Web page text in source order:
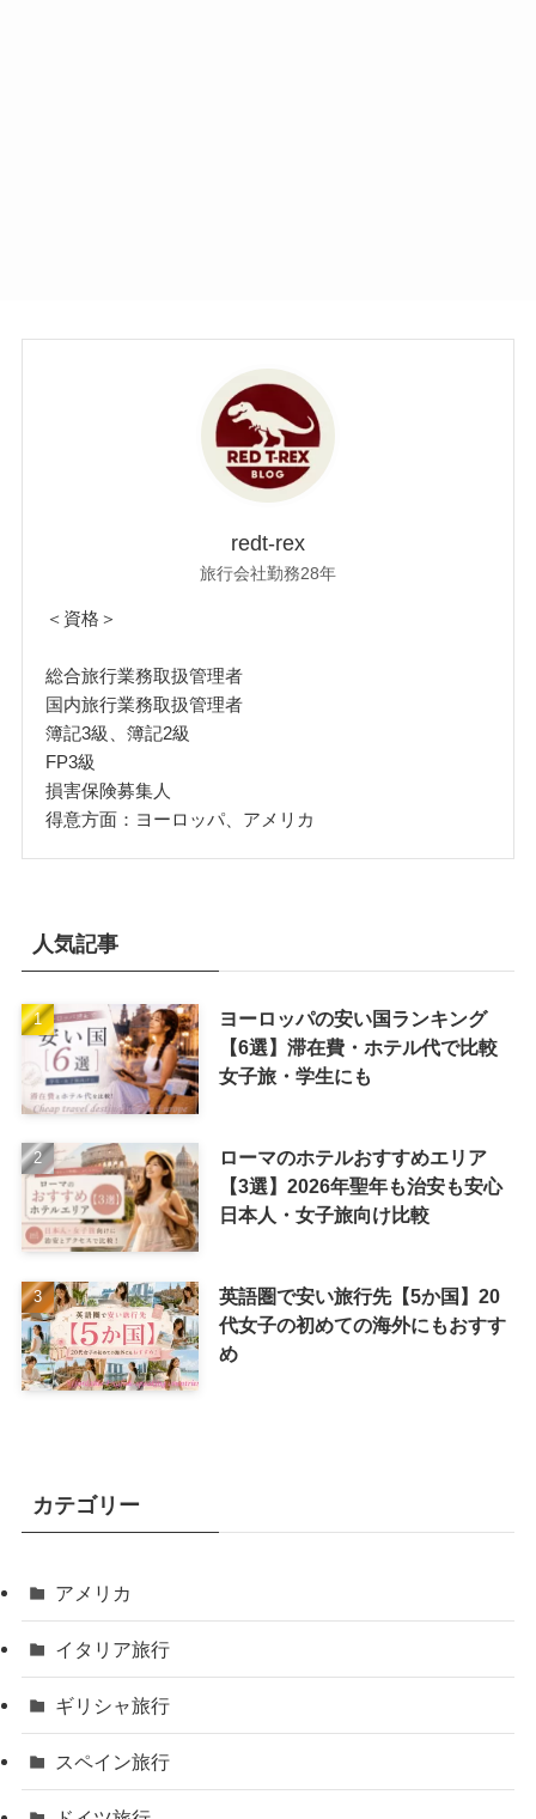
redt-rex
旅行会社勤務28年
＜資格＞
総合旅行業務取扱管理者
国内旅行業務取扱管理者
簿記3級、簿記2級
FP3級
損害保険募集人
得意方面：ヨーロッパ、アメリカ
人気記事
ヨーロッパの安い国ランキング
【6選】滞在費・ホテル代で比較
女子旅・学生にも
ローマのホテルおすすめエリア
【3選】2026年聖年も治安も安心
日本人・女子旅向け比較
英語圏で安い旅行先【5か国】20
代女子の初めての海外にもおすす
め
カテゴリー
アメリカ
イタリア旅行
ギリシャ旅行
スペイン旅行